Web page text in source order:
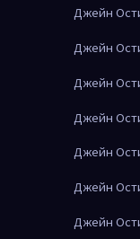
Джейн
Джейн
Джейн
Джейн
Джейн
Джейн
Джейн